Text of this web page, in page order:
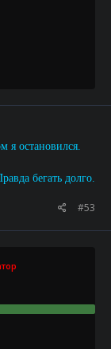
я остановился.
бегать долго.
#53